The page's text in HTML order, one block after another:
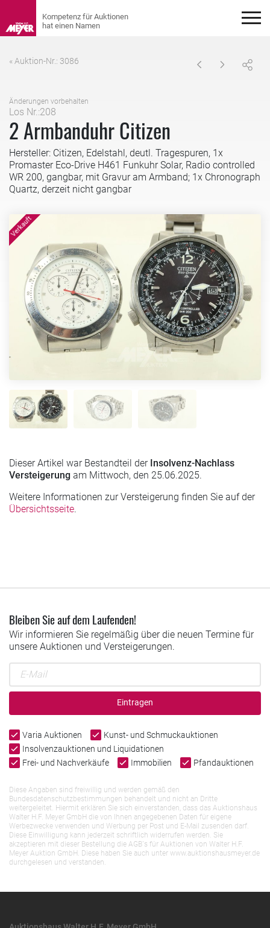
« Auktion-Nr.: 3086
Änderungen vorbehalten
Los Nr.:208
2 Armbanduhr Citizen
Hersteller: Citizen, Edelstahl, deutl. Tragespuren, 1x
Promaster Eco-Drive H461 Funkuhr Solar, Radio controlled
WR 200, gangbar, mit Gravur am Armband; 1x Chronograph
Quartz, derzeit nicht gangbar
Dieser Artikel war Bestandteil der Insolvenz-Nachlass
Versteigerung am Mittwoch, den 25.06.2025.
Weitere Informationen zur Versteigerung finden Sie auf der
Übersichtsseite.
Bleiben Sie auf dem Laufenden!
Wir informieren Sie regelmäßig über die neuen Termine für
unsere Auktionen und Versteigerungen.
Eintragen
Varia Auktionen
Kunst- und Schmuckauktionen
Insolvenzauktionen und Liquidationen
Frei- und Nachverkäufe
Immobilien Pfandauktionen
Diese Angaben sind freiwillig und werden gemäß den
Bundesdatenschutzbestimmungen behandelt und nicht an Dritte
weitergeleitet. Hiermit erklären Sie sich einverstanden, dass das Auktionshaus
Walter H.F. Meyer GmbH die von Ihnen angegebenen Daten für eigene
Werbezwecke verwenden und Werbung per Post und E-Mail zusenden darf.
Diese Einwilligung kann jederzeit schriftlich widerrufen werden. Sie
akzeptieren mit dieser Bestellung die AGB`s für Auktionen von Walter H.F.
Meyer Auktion GmbH. Diese haben Sie auch unter www.auktionshausmeyer.de
durchgelesen und verstanden.